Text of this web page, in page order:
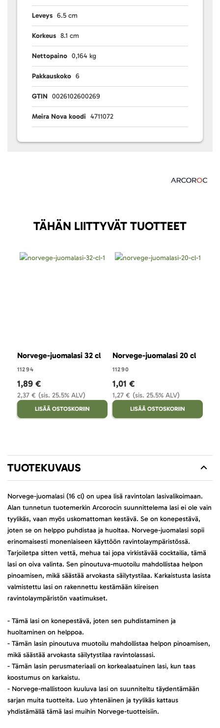
Leveys 6.5 cm
Korkeus 8.1 cm
Nettopaino 0,164 kg
Pakkauskoko 6
GTIN 0026102600269
Meira Nova koodi 4711072
TÄHÄN LIITTYVÄT TUOTTEET
Norvege-juomalasi 32 cl
11294
(sis. 25.5% ALV)
2,37 €
1,89 €
LISÄÄ OSTOSKORIIN
Norvege-juomalasi 20 cl
11290
(sis. 25.5% ALV)
1,27 €
1,01 €
LISÄÄ OSTOSKORIIN
TUOTEKUVAUS
Norvege-juomalasi (16 cl) on upea lisä ravintolan lasivalikoimaan.
Alan tunnetun tuotemerkin Arcorocin suunnittelema lasi ei ole vain
tyylikäs, vaan myös uskomattoman kestävä. Se on konepestävä,
joten se on helppo puhdistaa ja huoltaa. Norvege-juomalasi sopii
erinomaisesti monenlaiseen käyttöön ravintolaympäristössä.
Tarjoiletpa sitten vettä, mehua tai jopa virkistävää cocktailia, tämä
lasi on oiva valinta. Sen pinoutuva-muotoilu mahdollistaa helpon
pinoamisen, mikä säästää arvokasta säilytystilaa. Karkaistusta lasista
valmistettu lasi on rakennettu kestämään kiireisen
ravintolaympäristön vaatimukset.
- Tämä lasi on konepestävä, joten sen puhdistaminen ja
huoltaminen on helppoa.
- Tämän lasin pinoutuva muotoilu mahdollistaa helpon pinoamisen,
mikä säästää arvokasta säilytystilaa ravintolassasi.
- Tämän lasin perusmateriaali on korkealaatuinen lasi, kun taas
koostumus on karkaistu.
- Norvege-mallistoon kuuluva lasi on suunniteltu täydentämään
sarjan muita tuotteita. Luo yhtenäinen ja tyylikäs kattaus
yhdistämällä tämä lasi muihin Norvege-tuotteisiin.